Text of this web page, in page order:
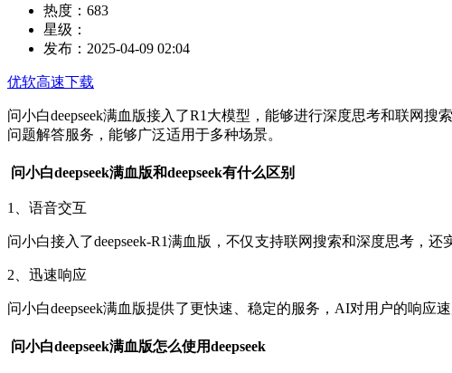
热度： 683
星级：
发布： 2025-04-09 02:04
优软高速下载
问小白deepseek满血版接入了R1大模型，能够进行深度思考和联网
问题解答服务，能够广泛适用于多种场景。
问小白deepseek满血版和deepseek有什么区别
1、语音交互
问小白接入了deepseek-R1满血版，不仅支持联网搜索和深度思考，
2、迅速响应
问小白deepseek满血版提供了更快速、稳定的服务，AI对用户的响应
问小白deepseek满血版怎么使用deepseek